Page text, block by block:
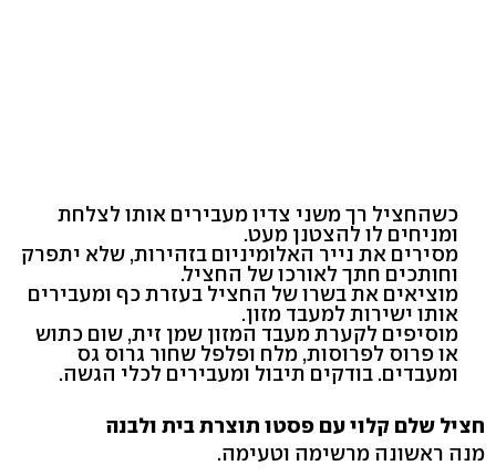
כשהחציל רך משני צדיו מעבירים אותו לצלחת
ומניחים לו להצטנן מעט.
מסירים את נייר האלומיניום בזהירות, שלא יתפרק
וחותכים חתך לאורכו של החציל.
מוציאים את בשרו של החציל בעזרת כף ומעבירים
אותו ישירות למעבד מזון.
מוסיפים לקערת מעבד המזון שמן זית, שום כתוש
או פרוס לפרוסות, מלח ופלפל שחור גרוס גס
ומעבדים. בודקים תיבול ומעבירים לכלי הגשה.
חציל שלם קלוי עם פסטו תוצרת בית ולבנה
מנה ראשונה מרשימה וטעימה.